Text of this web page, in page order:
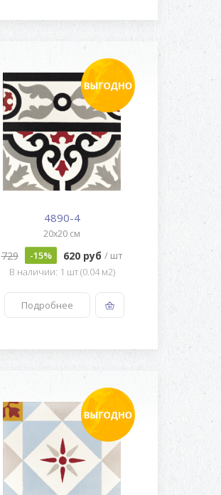
4890-4
20x20 см
729 -15% 620 руб / шт
В наличии: 1 шт (0.04 м2)
Подробнее